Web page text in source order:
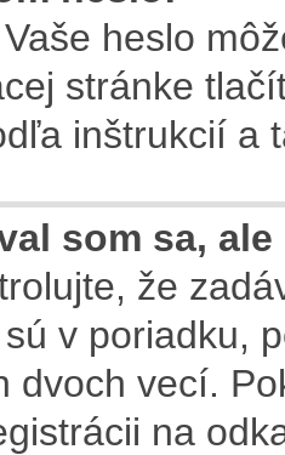
heslo
stránke
inštrukcií a
som sa,
že
v poriadku,
dvoch vecí.
na